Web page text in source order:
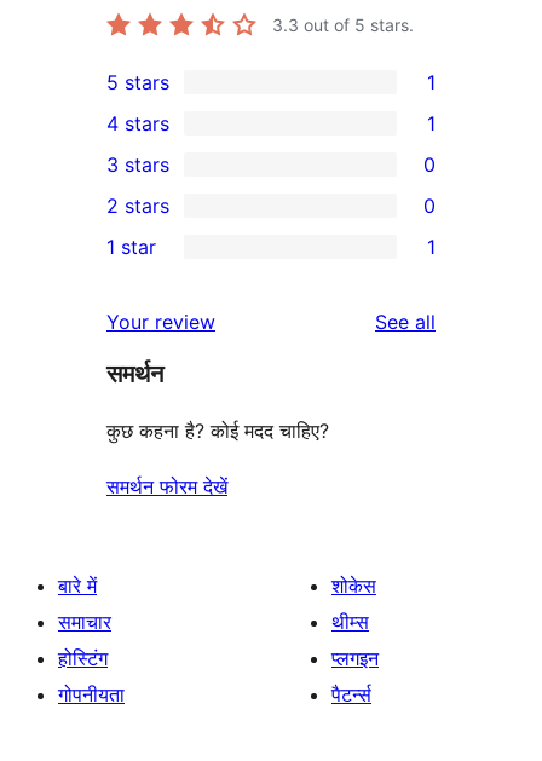
3.3 out of 5 stars.
1
5-
star
review
5 stars 1
4-
star
review
4 stars 1
0
3-
star
3 stars 0
2-
reviews
2 stars 0
star
review
1 star 1
Your review See all
समर्थन
कुछ कहना है? कोई मदद चाहिए?
समर्थन फोरम देखें
बारे में
समाचार
होस्टिंग
गोपनीयता
शोकेस
थीम्स
प्लगइन
पैटर्न्स